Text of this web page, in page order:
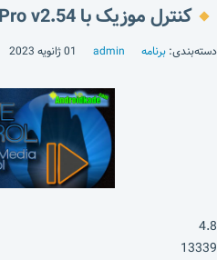
کنترل موزیک با Wave Control Pro v2.54
دسته‌بندی: برنامه admin 01 ژانویه 2023
4.8
13339